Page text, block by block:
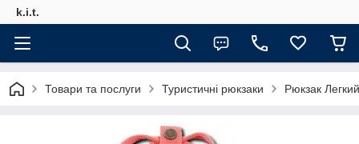
k.i.t.
Товари та послуги Туристичні рюкзаки Рюкзак